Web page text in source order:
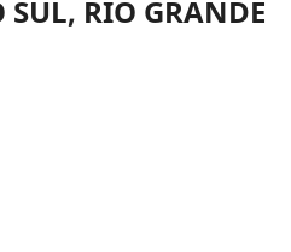
SUL, RIO GRANDE